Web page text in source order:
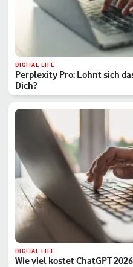
DIGITAL LIFE
Perplexity Pro: Lohnt sich
Dich?
DIGITAL LIFE
Wie viel kostet ChatGPT